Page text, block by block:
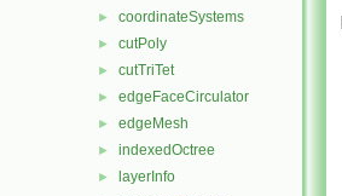
► coordinateSystems
► cutPoly
► cutTriTet
► edgeFaceCirculator
► edgeMesh
► indexedOctree
► layerInfo